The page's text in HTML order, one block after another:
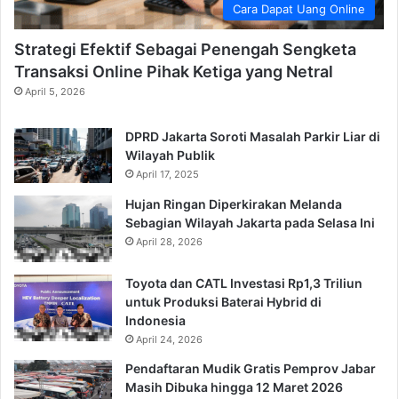
Cara Dapat Uang Online
Strategi Efektif Sebagai Penengah Sengketa
Transaksi Online Pihak Ketiga yang Netral
April 5, 2026
DPRD Jakarta Soroti Masalah Parkir Liar di
Wilayah Publik
April 17, 2025
Hujan Ringan Diperkirakan Melanda
Sebagian Wilayah Jakarta pada Selasa Ini
April 28, 2026
Toyota dan CATL Investasi Rp1,3 Triliun
untuk Produksi Baterai Hybrid di
Indonesia
April 24, 2026
Pendaftaran Mudik Gratis Pemprov Jabar
Masih Dibuka hingga 12 Maret 2026